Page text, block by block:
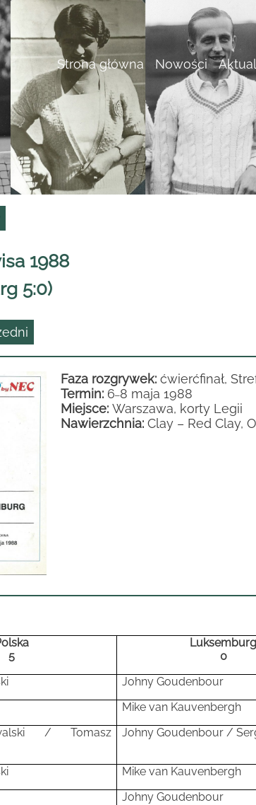
Strona główna Nowości
1988
5:0)
Faza rozgrywek: ćwierćfinał,
Termin: 6–8 maja 1988
Miejsce: Warszawa, korty Legii
Nawierzchnia: Clay – Red Clay,
5
Luksemburg
0
Johny Goudenbour
Mike van Kauvenbergh
/ Tomasz
Johny Goudenbour /
Mike van Kauvenbergh
Johny Goudenbour